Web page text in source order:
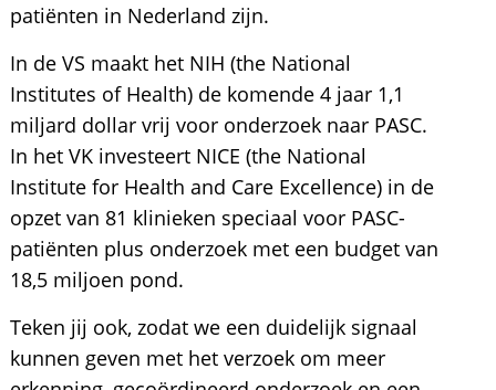
patiënten in Nederland zijn.
In de VS maakt het NIH (the National
Institutes of Health) de komende 4 jaar 1,1
miljard dollar vrij voor onderzoek naar PASC.
In het VK investeert NICE (the National
Institute for Health and Care Excellence) in de
opzet van 81 klinieken speciaal voor PASC-
patiënten plus onderzoek met een budget van
18,5 miljoen pond.
Teken jij ook, zodat we een duidelijk signaal
kunnen geven met het verzoek om meer